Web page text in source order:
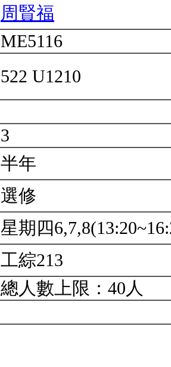
周賢福
ME5116
522 U1210
3
半年
選修
星期四
工綜213
總人數上限：40人